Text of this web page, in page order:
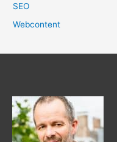
SEO
Webcontent